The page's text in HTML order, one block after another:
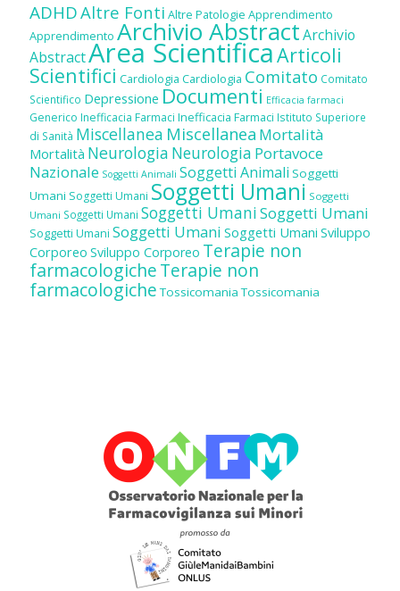
ADHDAltre Fonti Altre Patologie Apprendimento
Apprendimento Archivio AbstractArchivio
AbstractArea ScientificaArticoli
Scientifici Cardiologia Cardiologia Comitato Comitato
Scientifico Depressione Documenti Efficacia farmaci
Generico Inefficacia Farmaci Inefficacia Farmaci Istituto Superiore
di Sanità Miscellanea Miscellanea Mortalità
Mortalità Neurologia Neurologia Portavoce
Nazionale Soggetti Animali Soggetti Animali Soggetti
Umani Soggetti Umani Soggetti Umani Soggetti
Umani Soggetti Umani Soggetti UmaniSoggetti Umani
Soggetti Umani Soggetti Umani Soggetti Umani Sviluppo
Corporeo Sviluppo Corporeo Terapie non
farmacologicheTerapie non
farmacologiche Tossicomania Tossicomania